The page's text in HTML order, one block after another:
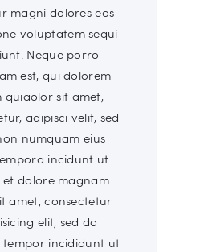
magni dolores eos
voluptatem sequi
Neque porro
est, qui dolorem
quiaolor sit amet,
adipisci velit, sed
numquam eius
incidunt ut
et dolore magnam
amet, consectetur
elit, sed do
tempor incididunt ut